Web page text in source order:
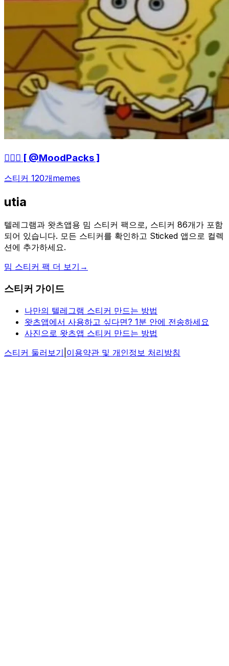
🤷🏻‍♀ [ @MoodPacks ]
스티커 120개memes
utia
텔레그램과 왓츠앱용 밈 스티커 팩으로, 스티커 86개가 포함
되어 있습니다. 모든 스티커를 확인하고 Sticked 앱으로 컬렉
션에 추가하세요.
밈 스티커 팩 더 보기 →
스티커 가이드
나만의 텔레그램 스티커 만드는 방법
왓츠앱에서 사용하고 싶다면? 1분 안에 전송하세요
사진으로 왓츠앱 스티커 만드는 방법
스티커 둘러보기 이용약관 및 개인정보 처리방침